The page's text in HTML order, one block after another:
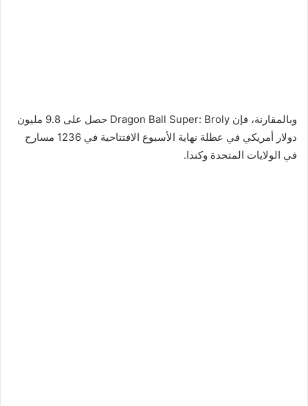
وبالمقارنة، فإن Dragon Ball Super: Broly حصل على 9.8 مليون
دولار أمريكي في عطلة نهاية الأسبوع الافتتاحية في 1236 مسارح
في الولايات المتحدة وكندا.